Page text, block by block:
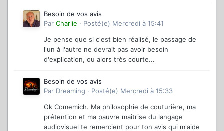
Besoin de vos avis
Par Charlie · Posté(e) Mercredi à 15:41
Je pense que si c'est bien réalisé, le passage de
l'un à l'autre ne devrait pas avoir besoin
d'explication, ou alors très courte...
Besoin de vos avis
Par Dreaming · Posté(e) Mercredi à 15:33
Ok Comemich. Ma philosophie de couturière, ma
prétention et ma pauvre maîtrise du langage
audiovisuel te remercient pour ton avis qui m'aide